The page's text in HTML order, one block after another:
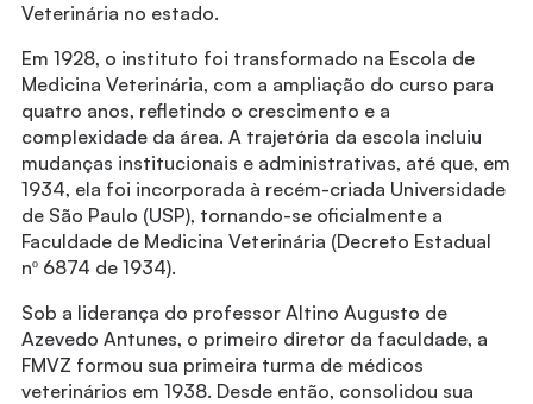
Veterinária no estado.
Em 1928, o instituto foi transformado na Escola de
Medicina Veterinária, com a ampliação do curso para
quatro anos, refletindo o crescimento e a
complexidade da área. A trajetória da escola incluiu
mudanças institucionais e administrativas, até que, em
1934, ela foi incorporada à recém-criada Universidade
de São Paulo (USP), tornando-se oficialmente a
Faculdade de Medicina Veterinária (Decreto Estadual
nº 6874 de 1934).
Sob a liderança do professor Altino Augusto de
Azevedo Antunes, o primeiro diretor da faculdade, a
FMVZ formou sua primeira turma de médicos
veterinários em 1938. Desde então, consolidou sua